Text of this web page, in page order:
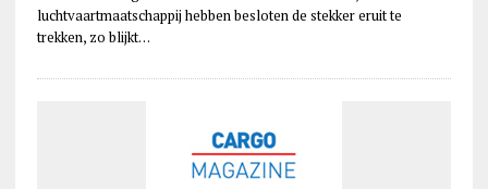
luchtvaartmaatschappij hebben besloten de stekker eruit te
trekken, zo blijkt…